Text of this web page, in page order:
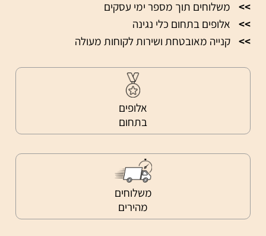
>>
משלוחים תוך מספר ימי עסקים
>>
אלופים בתחום כלי נגינה
>> קנייה מאובטחת ושירות לקוחות מעולה
אלופים
בתחום
משלוחים
מהירים